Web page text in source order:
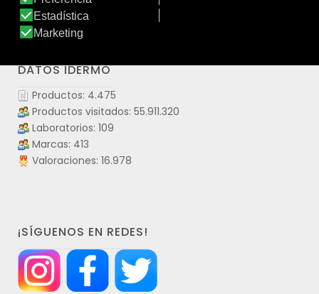
DATOS IDERMO
Productos: 4.475
Productos visitados: 55.911.320
Laboratorios: 109
Marcas: 413
Valoraciones: 16.978
¡SÍGUENOS EN REDES!